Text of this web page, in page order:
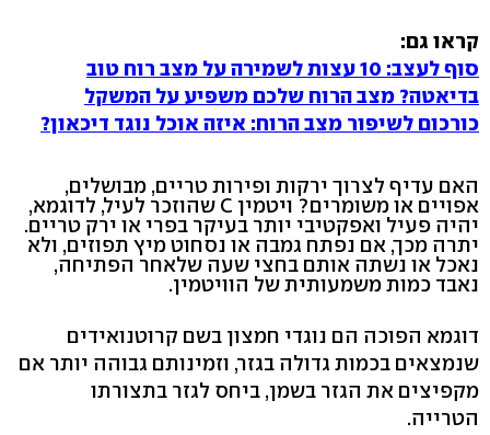
קראו גם:
סוף לעצב: 10 עצות לשמירה על מצב רוח טוב
בדיאטה? מצב הרוח שלכם משפיע על המשקל
כורכום לשיפור מצב הרוח: איזה אוכל נוגד דיכאון?
האם עדיף לצרוך ירקות ופירות טריים, מבושלים,
אפויים או משומרים? ויטמין C שהוזכר לעיל, לדוגמא,
יהיה פעיל ואפקטיבי יותר בעיקר בפרי או ירק טריים.
יתרה מכך, אם נפתח גמבה או נסחוט מיץ תפוזים, ולא
נאכל או נשתה אותם בחצי שעה שלאחר הפתיחה,
נאבד כמות משמעותית של הוויטמין.
דוגמא הפוכה הם נוגדי חמצון בשם קרוטנואידים
שנמצאים בכמות גדולה בגזר, וזמינותם גבוהה יותר אם
מקפיצים את הגזר בשמן, ביחס לגזר בתצורתו
הטרייה.